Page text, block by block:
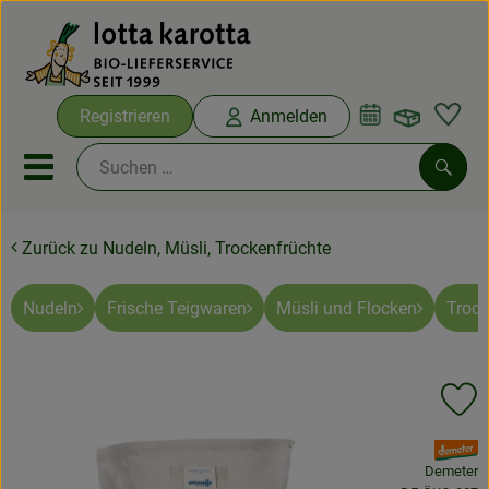
Registrieren Anmelden
Mobiles Menu öffnen oder
Ökokisten
Bio-Kochboxen
Zurück zu Nudeln, Müsli, Trockenfrüchte
Nudeln Frische Teigwaren Müsli und Flocken
, Verband:
Demeter